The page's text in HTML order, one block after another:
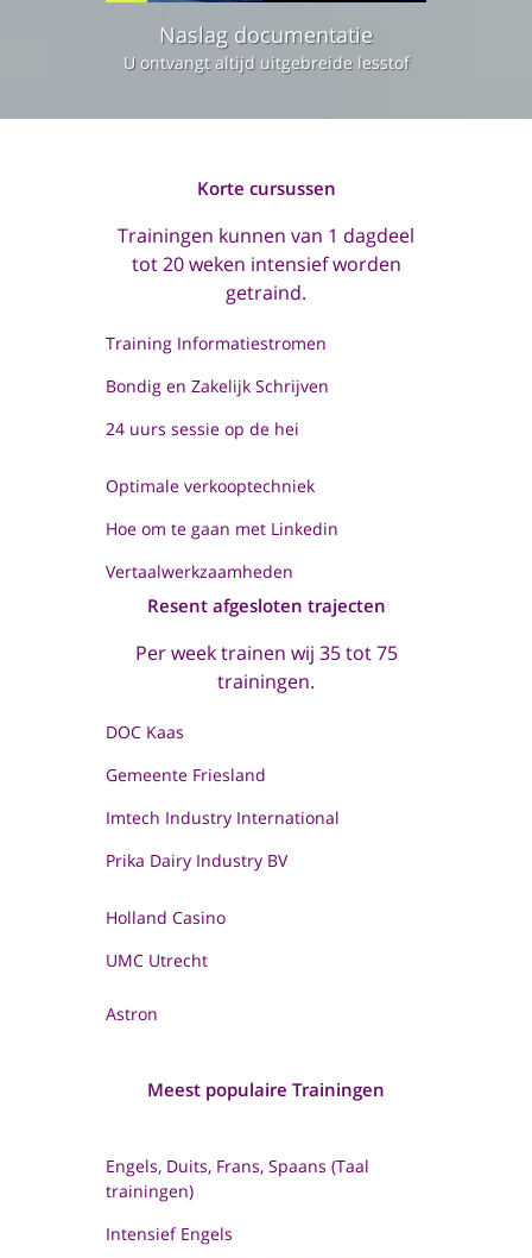
Naslag documentatie
U ontvangt altijd uitgebreide lesstof
Korte cursussen
Trainingen kunnen van 1 dagdeel
tot 20 weken intensief worden
getraind.
Training Informatiestromen
Bondig en Zakelijk Schrijven
24 uurs sessie op de hei
Optimale verkooptechniek
Hoe om te gaan met Linkedin
Vertaalwerkzaamheden
Resent afgesloten trajecten
Per week trainen wij 35 tot 75
trainingen.
DOC Kaas
Gemeente Friesland
Imtech Industry International
Prika Dairy Industry BV
Holland Casino
UMC Utrecht
Astron
Meest populaire Trainingen
Engels, Duits, Frans, Spaans (Taal
trainingen)
Intensief Engels